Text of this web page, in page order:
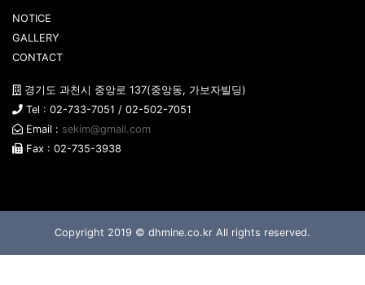
NOTICE
GALLERY
CONTACT
경기도 과천시 중앙로 137(중앙동, 가보자빌딩)
Tel : 02-733-7051 / 02-502-7051
Email : sekim@gmail.com
Fax : 02-735-3938
Copyright 2019 © dhmine.co.kr All rights reserved.